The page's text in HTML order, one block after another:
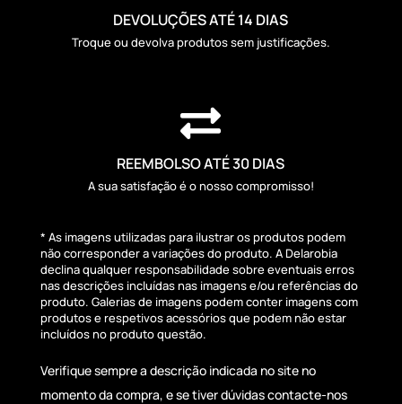
DEVOLUÇÕES ATÉ 14 DIAS
Troque ou devolva produtos sem justificações.

REEMBOLSO ATÉ 30 DIAS
A sua satisfação é o nosso compromisso!
* As imagens utilizadas para ilustrar os produtos podem
não corresponder a variações do produto. A Delarobia
declina qualquer responsabilidade sobre eventuais erros
nas descrições incluídas nas imagens e/ou referências do
produto. Galerias de imagens podem conter imagens com
produtos e respetivos acessórios que podem não estar
incluídos no produto questão.
Verifique sempre a descrição indicada no site no
momento da compra, e se tiver dúvidas contacte-nos